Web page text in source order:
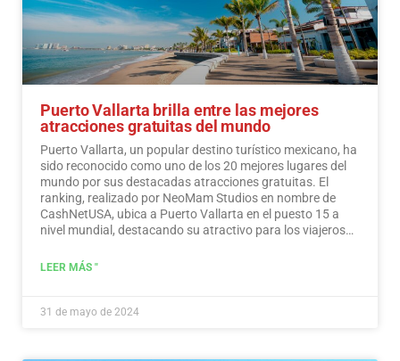
Puerto Vallarta brilla entre las mejores
atracciones gratuitas del mundo
Puerto Vallarta, un popular destino turístico mexicano, ha
sido reconocido como uno de los 20 mejores lugares del
mundo por sus destacadas atracciones gratuitas. El
ranking, realizado por NeoMam Studios en nombre de
CashNetUSA, ubica a Puerto Vallarta en el puesto 15 a
nivel mundial, destacando su atractivo para los viajeros
LEER MÁS "
31 de mayo de 2024